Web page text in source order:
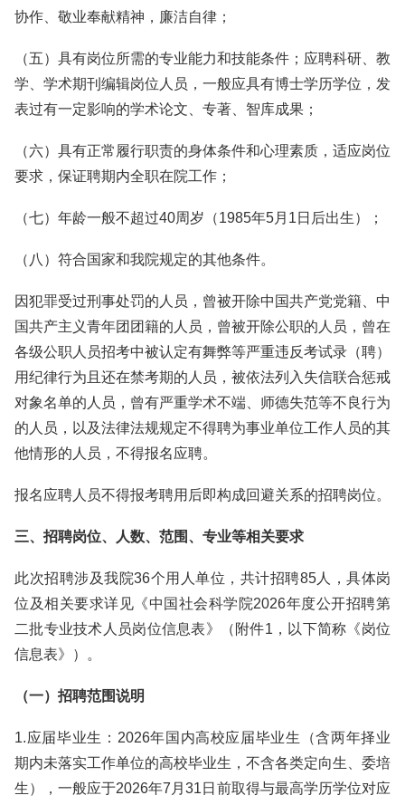
协作、敬业奉献精神，廉洁自律；
（五）具有岗位所需的专业能力和技能条件；应聘科研、教
学、学术期刊编辑岗位人员，一般应具有博士学历学位，发
表过有一定影响的学术论文、专著、智库成果；
（六）具有正常履行职责的身体条件和心理素质，适应岗位
要求，保证聘期内全职在院工作；
（七）年龄一般不超过40周岁（1985年5月1日后出生）；
（八）符合国家和我院规定的其他条件。
因犯罪受过刑事处罚的人员，曾被开除中国共产党党籍、中
国共产主义青年团团籍的人员，曾被开除公职的人员，曾在
各级公职人员招考中被认定有舞弊等严重违反考试录（聘）
用纪律行为且还在禁考期的人员，被依法列入失信联合惩戒
对象名单的人员，曾有严重学术不端、师德失范等不良行为
的人员，以及法律法规规定不得聘为事业单位工作人员的其
他情形的人员，不得报名应聘。
报名应聘人员不得报考聘用后即构成回避关系的招聘岗位。
三、招聘岗位、人数、范围、专业等相关要求
此次招聘涉及我院36个用人单位，共计招聘85人，具体岗
位及相关要求详见《中国社会科学院2026年度公开招聘第
二批专业技术人员岗位信息表》（附件1，以下简称《岗位
信息表》）。
（一）招聘范围说明
1.应届毕业生：2026年国内高校应届毕业生（含两年择业
期内未落实工作单位的高校毕业生，不含各类定向生、委培
生），一般应于2026年7月31日前取得与最高学历学位对应